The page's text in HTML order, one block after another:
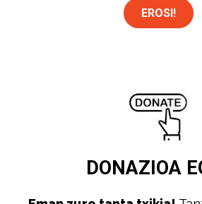
EROSI!
DONAZIOA